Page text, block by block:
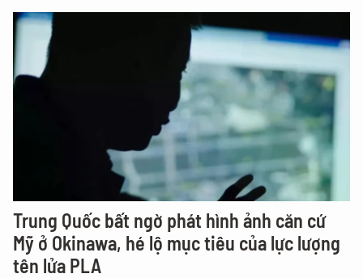
Trung Quốc bất ngờ phát hình ảnh căn cứ
Mỹ ở Okinawa, hé lộ mục tiêu của lực lượng
tên lửa PLA